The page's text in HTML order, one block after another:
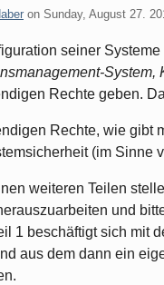
on Sunday, August 27.
seiner Systeme
System,
Rechte geben.
Rechte, wie gibt
(im Sinne
weiteren Teilen
und
1 beschäftigt sich mit
aus dem dann ein